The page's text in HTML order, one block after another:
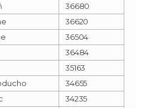
36680
36620
36504
36484
35163
34655
34235